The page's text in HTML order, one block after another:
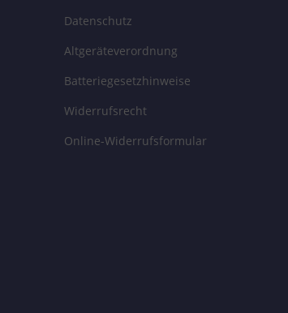
Datenschutz
Altgeräteverordnung
Batteriegesetzhinweise
Widerrufsrecht
Online-Widerrufsformular